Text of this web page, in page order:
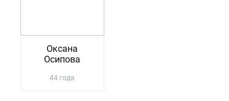
Оксана
Осипова
44 года